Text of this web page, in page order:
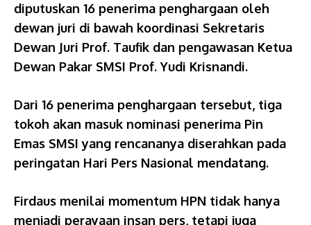
diputuskan 16 penerima penghargaan oleh
dewan juri di bawah koordinasi Sekretaris
Dewan Juri Prof. Taufik dan pengawasan Ketua
Dewan Pakar SMSI Prof. Yudi Krisnandi.
Dari 16 penerima penghargaan tersebut, tiga
tokoh akan masuk nominasi penerima Pin
Emas SMSI yang rencananya diserahkan pada
peringatan Hari Pers Nasional mendatang.
Firdaus menilai momentum HPN tidak hanya
menjadi perayaan insan pers, tetapi juga